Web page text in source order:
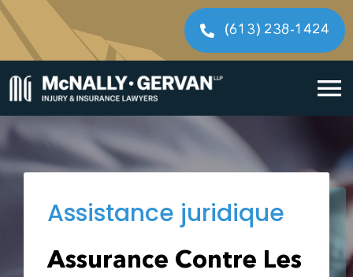
Skip
to
content
(613) 238-1424
Notre processus
Type de Dossiers
Avocats
Assistance juridique
Assurance Contre Les